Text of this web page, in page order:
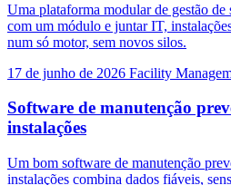
Uma plataforma modular de gestão
com um módulo e juntar IT,
num só motor, sem novos silos.
17 de junho de 2026 Facility
Software de manutenção
instalações
Um bom software de manutenção
instalações combina dados fiáveis,